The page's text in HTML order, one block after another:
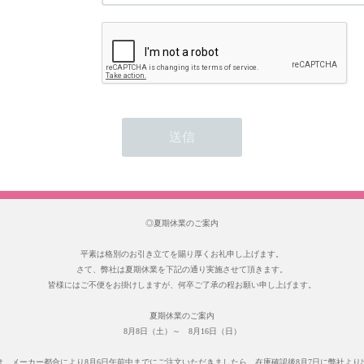
◎夏期休業のご案内
平素は格別のお引き立てを賜り厚くお礼申し上げます。
さて、弊社は夏期休業を下記の通り実施させて頂きます。
皆様にはご不便をお掛けしますが、何卒ご了承の程お願い申し上げます。
夏期休業のご案内
8月8日（土）～ 8月16日（日）
メーカー都合により8月6日午前中までにご注文いただきましたら、在庫確認後8月7日に弊社より